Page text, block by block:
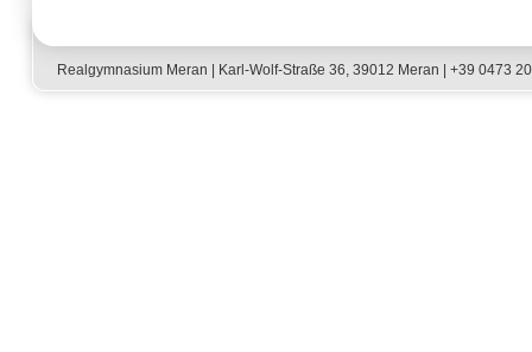
Realgymnasium Meran | Karl-Wolf-Straße 36, 39012 Meran | +39 0473